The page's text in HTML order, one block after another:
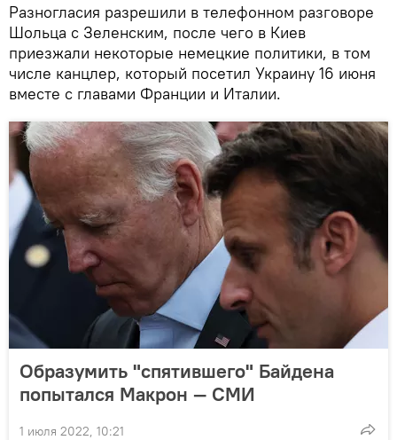
Разногласия разрешили в телефонном разговоре
Шольца с Зеленским, после чего в Киев
приезжали некоторые немецкие политики, в том
числе канцлер, который посетил Украину 16 июня
вместе с главами Франции и Италии.
Образумить "спятившего" Байдена
попытался Макрон — СМИ
1 июля 2022, 10:21